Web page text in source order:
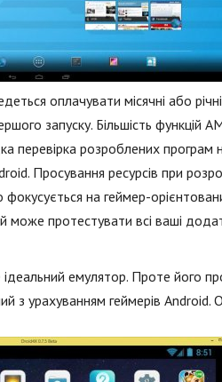
оплачувати місячні або
запуску. Більшість функцій
перевірка розроблених програм
Просування ресурсів при
на геймер-
може протестувати всі ваші
ідеальний емулятор. Проте його
з урахуванням геймерів Android.